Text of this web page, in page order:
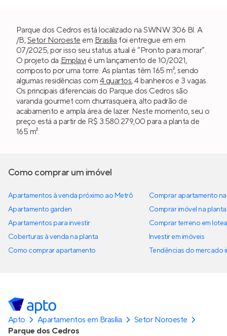
Parque dos Cedros está localizado na SWNW 306 Bl. A
/B,Setor Noroeste em Brasília foi entregue em em
07/2025, por isso seu status atual é “Pronto para morar”.
O projeto da Emplavi é um lançamento de 10/2021,
composto por uma torre. As plantas têm 165 m², sendo
algumas residências com 4 quartos, 4 banheiros e 3 vagas.
Os principais diferenciais do Parque dos Cedros são
varanda gourmet com churrasqueira, alto padrão de
acabamento e ampla área de lazer. Neste momento, seu o
preço está a partir de R$ 3.580.279,00 para a planta de
165 m².
Como comprar um imóvel
Apartamentos à venda próximo ao Metrô
Apartamento garden
Apartamentos para investir
Coberturas à venda na planta
Como comprar apartamento
Comprar apartamento
Comprar imóvel na planta
Comprar terreno em
Investir em imóveis
Tendências do mercado
Apto Apartamentos em Brasília
Setor Noroeste
Parque dos Cedros